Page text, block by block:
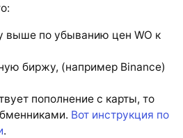
выше по убыванию цен WO к
биржу, (например Binance)
пополнение с карты, то
Вот инструкция по
.